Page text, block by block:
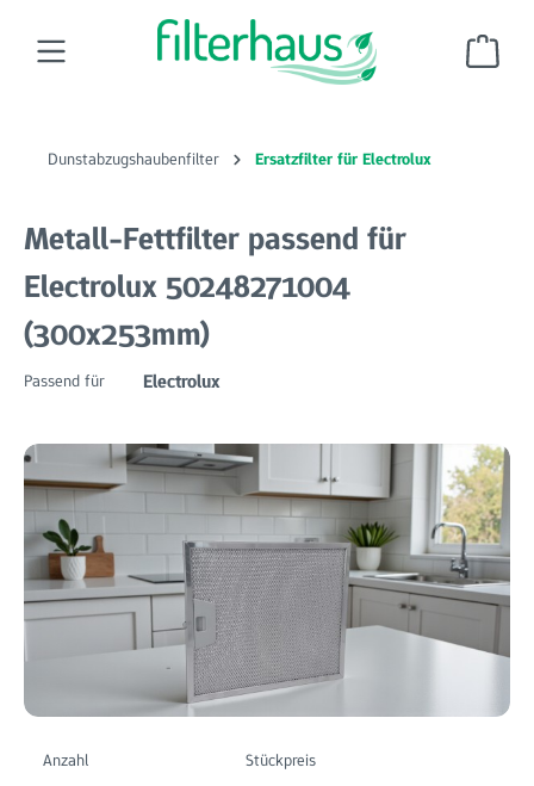
Zum Hauptinhalt springen
Dunstabzugshaubenfilter Ersatzfilter für Electrolux
Metall-Fettfilter passend für
Electrolux 50248271004
(300x253mm)
Passend für Electrolux
Bildergalerie überspringen
Anzahl Stückpreis